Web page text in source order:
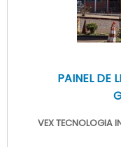
PAINEL DE
VEX TECNOLOGIA